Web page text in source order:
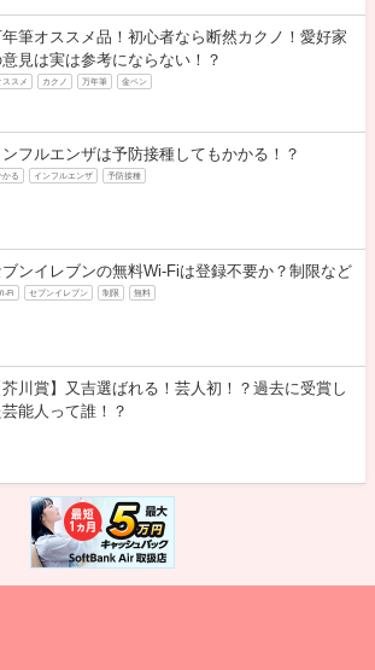
年筆オススメ品！初心者なら断然カクノ！愛好家
見は実は参考にならない！？
ススメ カクノ 万年筆 金ペン
ンフルエンザは予防接種してもかかる！？
かる インフルエンザ 予防接種
ブンイレブンの無料Wi-Fiは登録不要か？制限など
Fi セブンイレブン 制限 無料
芥川賞】又吉選ばれる！芸人初！？過去に受賞し
芸能人って誰！？